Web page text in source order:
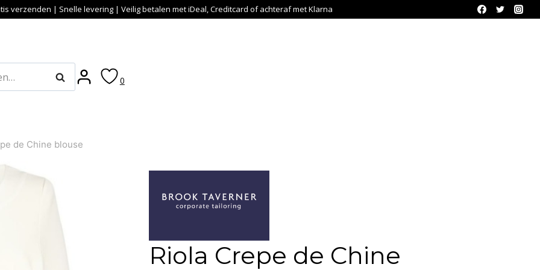
verzenden | Snelle levering | Veilig betalen met iDeal, Creditcard of achteraf met Klarna
Zoeken 0
de Chine blouse
Riola Crepe de Chine